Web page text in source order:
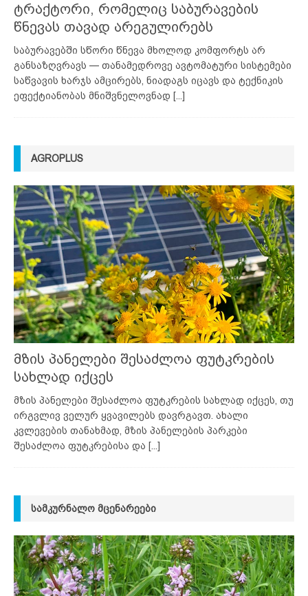
ტრაქტორი, რომელიც საბურავების
წნევას თავად არეგულირებს
საბურავებში სწორი წნევა მხოლოდ კომფორტს არ
განსაზღვრავს — თანამედროვე ავტომატური სისტემები
საწვავის ხარჯს ამცირებს, ნიადაგს იცავს და ტექნიკის
ეფექტიანობას მნიშვნელოვნად [...]
AGROPLUS
მზის პანელები შესაძლოა ფუტკრების
სახლად იქცეს
მზის პანელები შესაძლოა ფუტკრების სახლად იქცეს, თუ
ირგვლივ ველურ ყვავილებს დავრგავთ. ახალი
კვლევების თანახმად, მზის პანელების პარკები
შესაძლოა ფუტკრებისა და [...]
ᲡᲐᲛᲙᲣᲠᲜᲐᲚᲝ ᲛᲪᲔᲜᲐᲠᲔᲔᲑᲘ